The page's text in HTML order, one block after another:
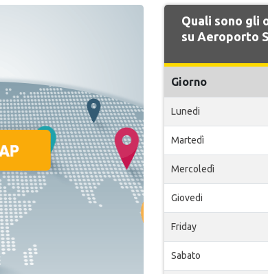
Quali sono gli
su Aeroporto
Giorno
Lunedi
Martedì
Mercoledì
Giovedi
Friday
Sabato